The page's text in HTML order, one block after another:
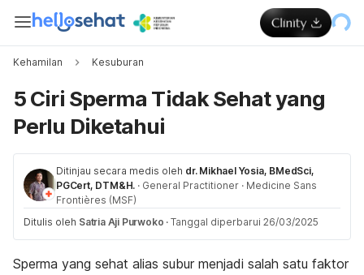
Kehamilan Kesuburan
5 Ciri Sperma Tidak Sehat yang
Perlu Diketahui
Ditinjau secara medis oleh dr. Mikhael Yosia, BMedSci,
PGCert, DTM&H. · General Practitioner · Medicine Sans
Frontières (MSF)
Ditulis oleh Satria Aji Purwoko · Tanggal diperbarui 26/03/2025
Sperma yang sehat alias subur menjadi salah satu faktor